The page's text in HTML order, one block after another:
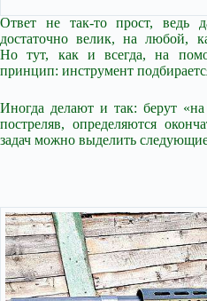
Ответ не так-то прост,
достаточно велик, на любой,
Но тут, как и всегда, на
принцип: инструмент
Иногда делают и так: берут
постреляв, определяются
задач можно выделить